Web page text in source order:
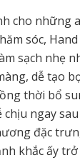
cho những
sóc,
sạch nhẹ
dễ tạo
thời bổ
chịu ngay
đặc
khắc ấy